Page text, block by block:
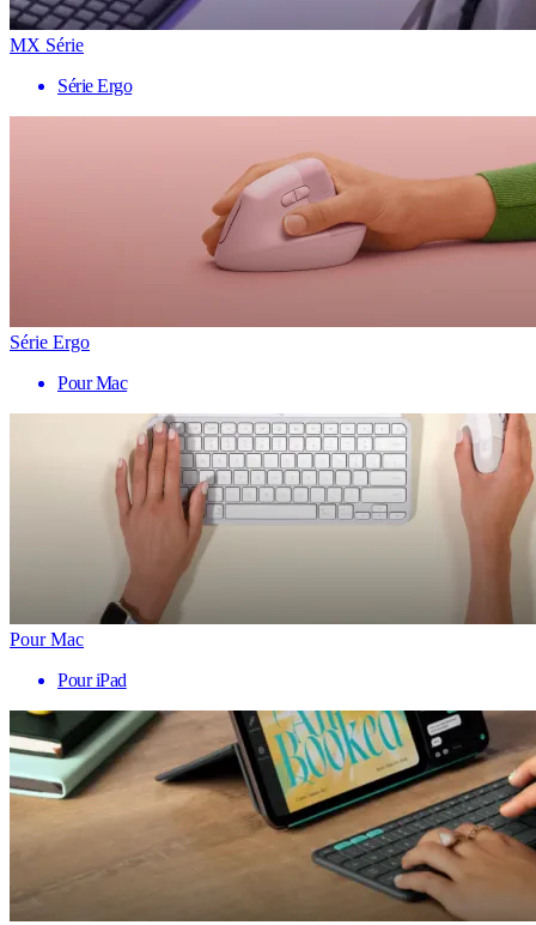
MX Série
Série Ergo
Série Ergo
Pour Mac
Pour Mac
Pour iPad